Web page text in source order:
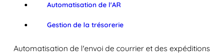
Automatisation de l'AR
Gestion de la trésorerie
Automatisation de l'envoi de courrier et des expéditions